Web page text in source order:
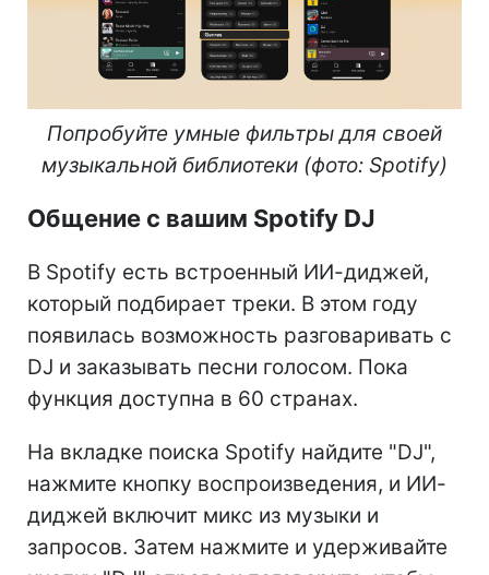
Попробуйте умные фильтры для своей
музыкальной библиотеки (фото: Spotify)
Общение с вашим Spotify DJ
В Spotify есть встроенный ИИ-диджей,
который подбирает треки. В этом году
появилась возможность разговаривать с
DJ и заказывать песни голосом. Пока
функция доступна в 60 странах.
На вкладке поиска Spotify найдите "DJ",
нажмите кнопку воспроизведения, и ИИ-
диджей включит микс из музыки и
запросов. Затем нажмите и удерживайте